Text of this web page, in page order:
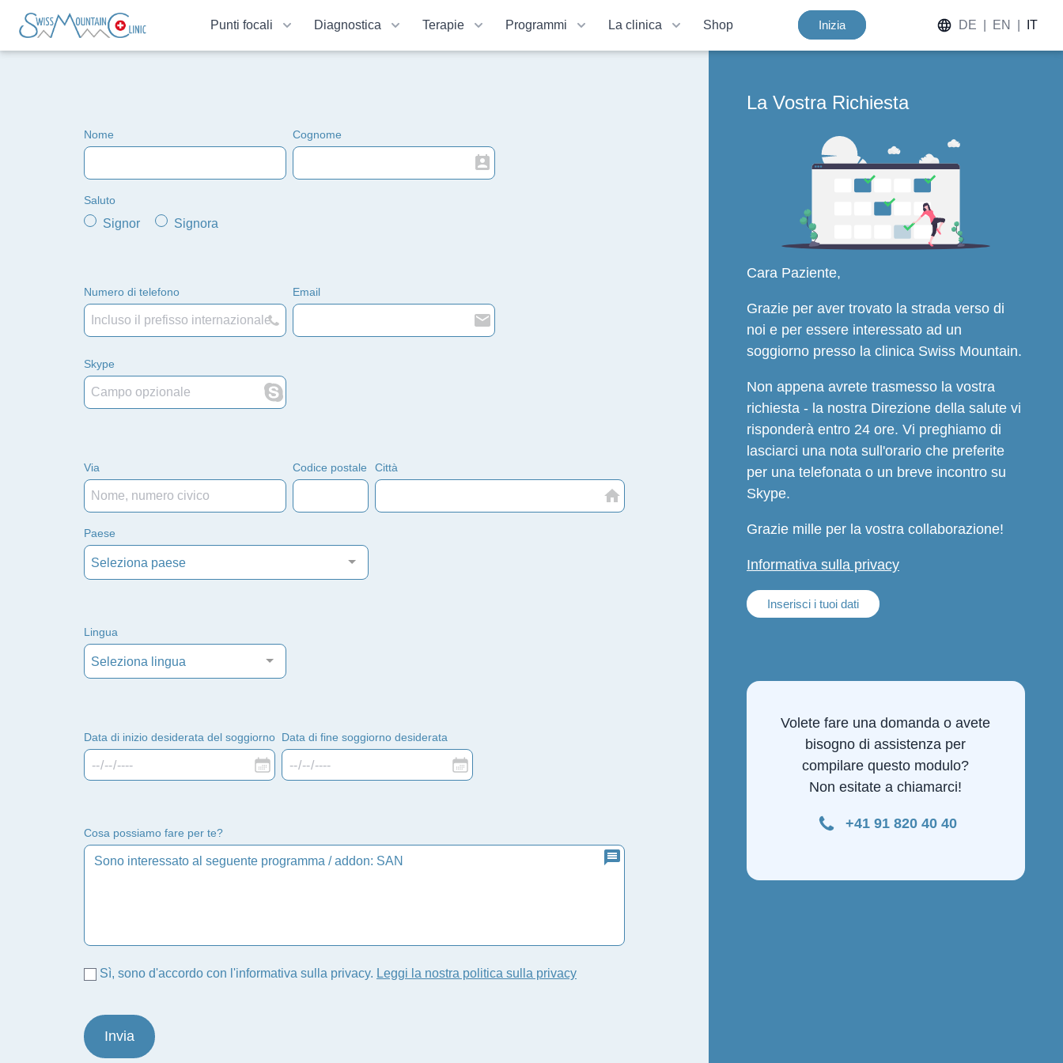
Punti focali Diagnostica Terapie Programmi La clinica Shop Inizia DE EN IT
Nome Cognome
Saluto
Signor Signora
Numero di telefono Email
Skype
Via Codice postale Città
Paese
Seleziona paese
Lingua
Seleziona lingua
Data di inizio desiderata del soggiorno Data di fine soggiorno desiderata
Cosa possiamo fare per te?
Sì, sono d'accordo con l'informativa sulla privacy. Leggi la nostra politica sulla privacy
Invia
La Vostra Richiesta
Cara Paziente,
Grazie per aver trovato la strada verso di
noi e per essere interessato ad un
soggiorno presso la clinica Swiss Mountain.
Non appena avrete trasmesso la vostra
richiesta - la nostra Direzione della salute vi
risponderà entro 24 ore. Vi preghiamo di
lasciarci una nota sull'orario che preferite
per una telefonata o un breve incontro su
Skype.
Grazie mille per la vostra collaborazione!
Informativa sulla privacy
Inserisci i tuoi dati
Volete fare una domanda o avete
bisogno di assistenza per
compilare questo modulo?
Non esitate a chiamarci!
+41 91 820 40 40